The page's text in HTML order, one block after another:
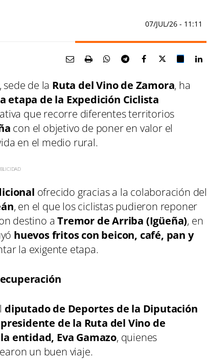
07/JUL/26 - 11:11
, sede de la Ruta del Vino de Zamora, ha
etapa de la Expedición Ciclista
que recorre diferentes territorios
con el objetivo de poner en valor el
en el medio rural.
ofrecido gracias a la colaboración del
, en el que los ciclistas pudieron reponer
destino aTremor de Arriba (Igüeña), en
huevos fritos con beicon, café, pan y
la exigente etapa.
diputado de Deportes de la Diputación
presidente de la Ruta del Vino de
entidad, Eva Gamazo, quienes
un buen viaje.